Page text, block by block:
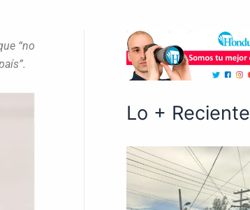
“no
Lo + Reciente